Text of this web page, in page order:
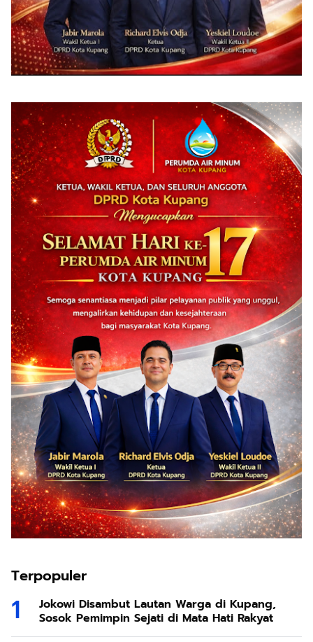
Terpopuler
Jokowi Disambut Lautan Warga di Kupang,
Sosok Pemimpin Sejati di Mata Hati Rakyat